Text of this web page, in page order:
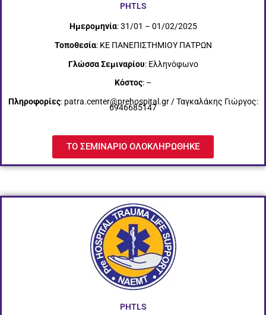
PHTLS
Ημερομηνία: 31/01 – 01/02/2025
Τοποθεσία: ΚΕ ΠΑΝΕΠΙΣΤΗΜΙΟΥ ΠΑΤΡΩΝ
Γλώσσα Σεμιναρίου: Ελληνόφωνο
Κόστος: –
Πληροφορίες: patra.center@prehospital.gr / Ταγκαλάκης Γιώργος:
6946685147
ΤΟ ΣΕΜΙΝΑΡΙΟ ΟΛΟΚΛΗΡΩΘΗΚΕ
PHTLS